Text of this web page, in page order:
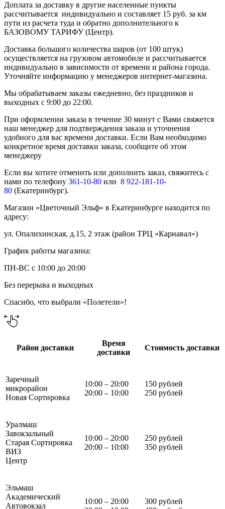
Доплата за доставку в другие населенные пункты
рассчитывается индивидуально и составляет 15 руб. за км
пути из расчета туда и обратно дополнительного к
БАЗОВОМУ ТАРИФУ (Центр).
Доставка большого количества шаров (от 100 штук)
осуществляется на грузовом автомобиле и рассчитывается
индивидуально в зависимости от времени и района города.
Уточняйте информацию у менеджеров интернет-магазина.
Мы обрабатываем заказы ежедневно, без праздников и
выходных с 9:00 до 22:00.
При оформлении заказа в течение 30 минут с Вами свяжется
наш менеджер для подтверждения заказа и уточнения
удобного для вас времени доставки. Если Вам необходимо
конкретное время доставки заказа, сообщите об этом
менеджеру
Если вы хотите отменить или дополнить заказ, свяжитесь с
нами по телефону 361-10-80 или 8 922-181-10-
80 (Екатеринбург).
Магазин «Цветочный Эльф» в Екатеринбурге находится по
адресу:
ул. Опалихинская, д.15, 2 этаж (район ТРЦ «Карнавал»)
График работы магазина:
ПН-ВС с 10:00 до 20:00
Без перерыва и выходных
Спасибо, что выбрали «Полетели»!
Район доставки
Время
доставки
Стоимость доставки
Заречный
микрорайон
Новая Сортировка
10:00 – 20:00
20:00 – 10:00
150 рублей
250 рублей
Уралмаш
Завокзальный
Старая Сортировка
ВИЗ
Центр
10:00 – 20:00
20:00 – 10:00
250 рублей
350 рублей
Эльмаш
Академический
Автовокзал
10:00 – 20:00
300 рублей